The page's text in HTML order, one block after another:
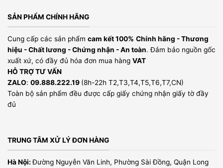
SẢN PHẨM CHÍNH HÃNG
Cung cấp các sản phẩm cam kết 100% Chính hãng - Thương
hiệu - Chất lương - Chứng nhận - An toàn. Đảm bảo nguồn gốc
xuất xứ, có đầy đủ hóa đơn mua hàng VAT
HỖ TRỢ TƯ VẤN
ZALO: 09.888.222.19 (8h-22h T2,T3,T4,T5,T6,T7,CN)
Toàn bộ sản phẩm đều được cấp giấy chứng nhận giấy tờ đầy
đủ
TRUNG TÂM XỬ LÝ ĐƠN HÀNG
Hà Nội:Đường Nguyễn Văn Linh, Phường Sài Đồng, Quận Long